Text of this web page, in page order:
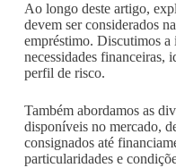
Ao longo deste artigo,
devem ser considerados
empréstimo. Discutimos a
necessidades financeiras,
perfil de risco.
Também abordamos as
disponíveis no mercado,
consignados até
particularidades e